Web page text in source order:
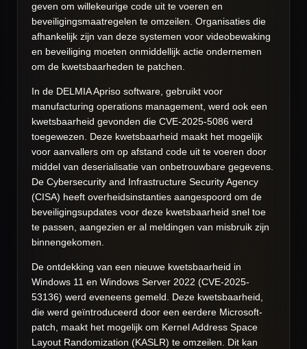
geven om willekeurige code uit te voeren en
beveiligingsmaatregelen te omzeilen. Organisaties die
afhankelijk zijn van deze systemen voor videobewaking
en beveiliging moeten onmiddellijk actie ondernemen
om de kwetsbaarheden te patchen.
In de DELMIA Apriso software, gebruikt voor
manufacturing operations management, werd ook een
kwetsbaarheid gevonden die CVE-2025-5086 werd
toegewezen. Deze kwetsbaarheid maakt het mogelijk
voor aanvallers om op afstand code uit te voeren door
middel van deserialisatie van onbetrouwbare gegevens.
De Cybersecurity and Infrastructure Security Agency
(CISA) heeft overheidsinstanties aangespoord om de
beveiligingsupdates voor deze kwetsbaarheid snel toe
te passen, aangezien er al meldingen van misbruik zijn
binnengekomen.
De ontdekking van een nieuwe kwetsbaarheid in
Windows 11 en Windows Server 2022 (CVE-2025-
53136) werd eveneens gemeld. Deze kwetsbaarheid,
die werd geïntroduceerd door een eerdere Microsoft-
patch, maakt het mogelijk om Kernel Address Space
Layout Randomization (KASLR) te omzeilen. Dit kan